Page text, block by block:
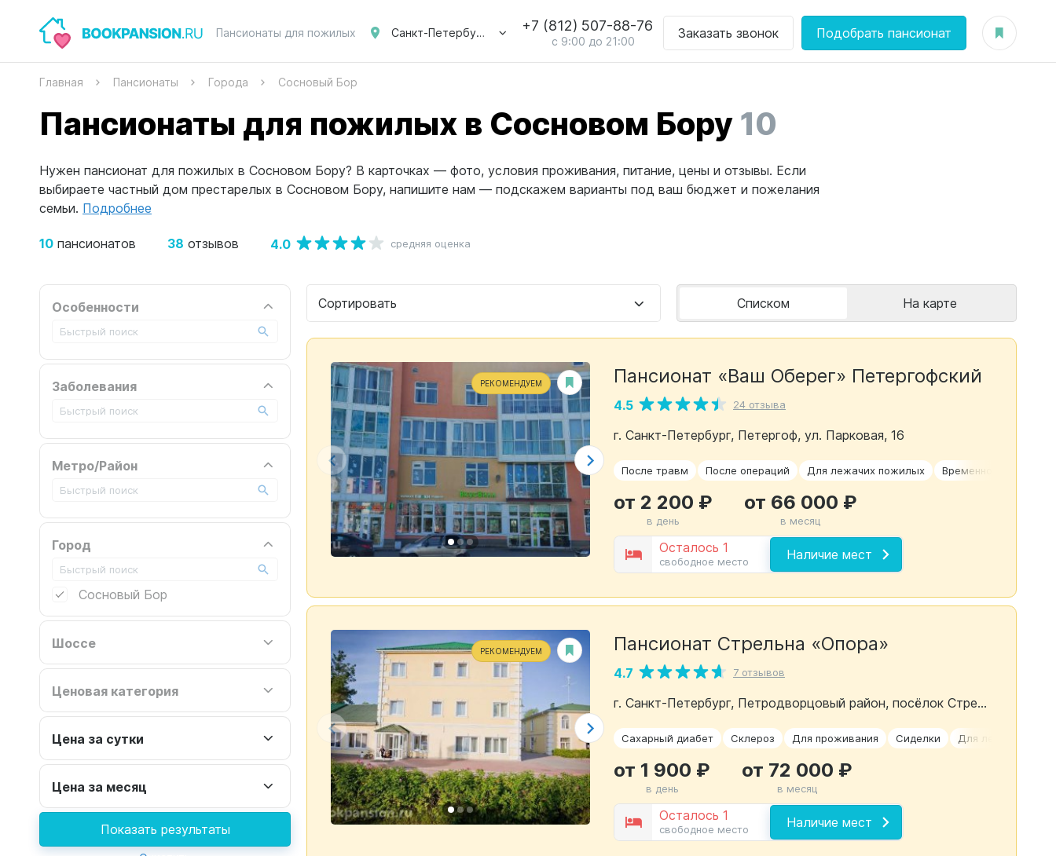
Пансионаты для пожилых Санкт-Петербург +7 (812) 507-88-76
с 9:00 до 21:00
Заказать звонок Подобрать пансионат
Главная Пансионаты Города Сосновый Бор
Пансионаты для пожилых в Сосновом Бору10
Нужен пансионат для пожилых в Сосновом Бору? В карточках — фото, условия проживания, питание, цены и отзывы. Если
выбираете частный дом престарелых в Сосновом Бору, напишите нам — подскажем варианты под ваш бюджет и пожелания
семьи. Подробнее
10 пансионатов 38 отзывов 4.0 средняя оценка
Особенности
Заболевания
Метро/Район
Город
Сосновый Бор
Шоссе
Ценовая категория
Цена за сутки
Цена за месяц
Показать результаты
Сортировать Списком На карте
РЕКОМЕНДУЕМ Пансионат «Ваш Оберег» Петергофский
4.5 24 отзыва
г. Санкт-Петербург, Петергоф, ул. Парковая, 16
После травм После операций Для лежачих пожилых Временное
Осталось 1
свободное место Наличие мест
от 2 200 ₽
в день
от 66 000 ₽
в месяц
РЕКОМЕНДУЕМ Пансионат Стрельна «Опора»
4.7 7 отзывов
г. Санкт-Петербург, Петродворцовый район, посёлок Стрельна, ул. Коммуны 19, корпус 2
Сахарный диабет Склероз Для проживания Сиделки Для лежачих
Осталось 1
свободное место Наличие мест
от 1 900 ₽
в день
от 72 000 ₽
в месяц